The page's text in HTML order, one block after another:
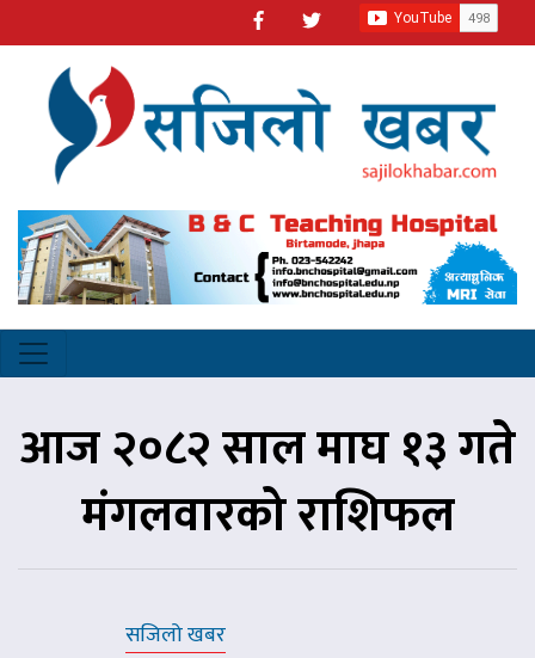
आज २०८२ साल माघ १३ गते
मंगलवारको राशिफल
सजिलो खबर